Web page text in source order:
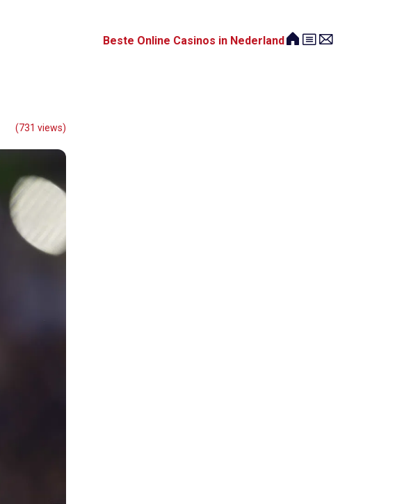
Beste Online Casinos in Nederland
(731 views)